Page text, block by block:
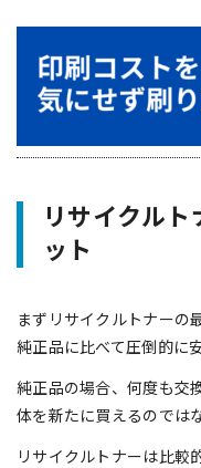
リサイクルト
ット
まずリサイクルトナーの
純正品に比べて圧倒的に
純正品の場合、何度も交
体を新たに買えるのでは
リサイクルトナーは比較